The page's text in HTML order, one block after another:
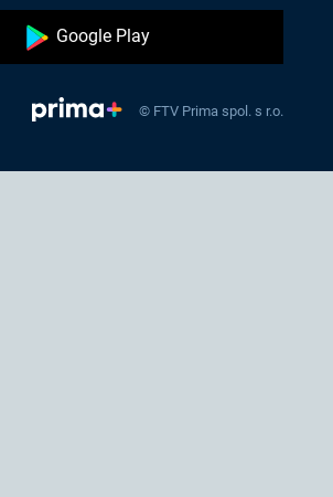
Google Play
© FTV Prima spol. s r.o.